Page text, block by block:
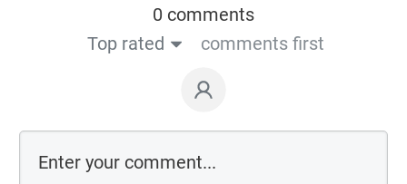
0 comments
Top rated
comments first